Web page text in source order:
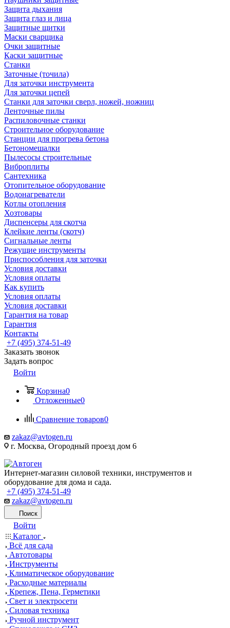
Защита дыхания
Защита глаз и лица
Защитные щитки
Маски сварщика
Очки защитные
Каски защитные
Станки
Заточные (точила)
Для заточки инструмента
Для заточки цепей
Станки для заточки сверл, ножей, ножниц
Ленточные пилы
Распиловочные станки
Строительное оборудование
Станции для прогрева бетона
Бетономешалки
Пылесосы строительные
Виброплиты
Сантехника
Отопительное оборудование
Водонагреватели
Котлы отопления
Хозтовары
Диспенсеры для скотча
Клейкие ленты (скотч)
Сигнальные ленты
Режущие инструменты
Приспособления для заточки
Условия доставки
Условия оплаты
Как купить
Условия оплаты
Условия доставки
Гарантия на товар
Гарантия
Контакты
+7 (495) 374-51-49
Заказать звонок
Задать вопрос
Войти
Корзина0
Отложенные0
Сравнение товаров0
zakaz@avtogen.ru
г. Москва, Огородный проезд дом 6
Интернет-магазин силовой техники, инструментов и
оборудование для дома и сада.
+7 (495) 374-51-49
zakaz@avtogen.ru
Поиск
Войти
Каталог
Всё для сада
Автотовары
Инструменты
Климатическое оборудование
Расходные материалы
Крепеж, Пена, Герметики
Свет и электросети
Силовая техника
Ручной инструмент